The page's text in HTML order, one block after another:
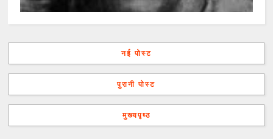
नई पोस्ट
पुरानी पोस्ट
मुख्यपृष्ठ